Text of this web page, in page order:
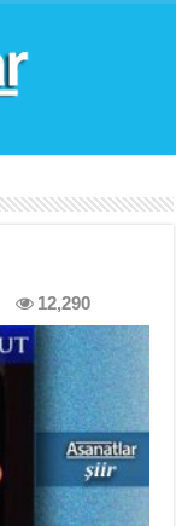
12,290